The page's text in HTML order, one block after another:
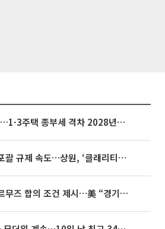
종부세 개편에도…1·3주택 종부세 격차 2028년부터 확대
미국, 가상자산 포괄 규제 속도…상원, ‘클래리티법’ 9월 절차투표 추진
이란, 미국에 호르무즈 합의 조건 제시…美 “경기 아직 안 끝나” [종합]